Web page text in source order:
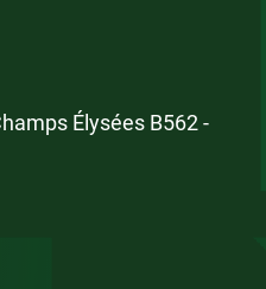
Élysées B562 -